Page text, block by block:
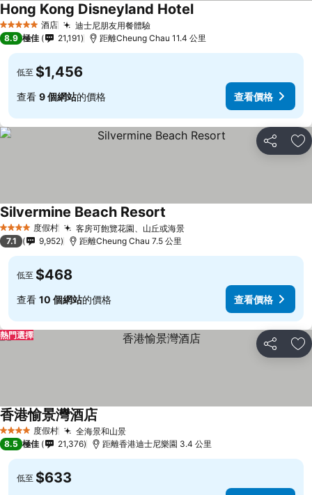
5 星級 酒店 迪士尼朋友用餐體驗
Hong Kong Disneyland Hotel
8.9 極佳 21,191 距離Cheung Chau 11.4 公里
低至 $1,456
查看 9 個網站的價格 查看價格
分享 放
4 星級 度假村 客房可飽覽花園、山丘或海景
Silvermine Beach Resort
7.1 9,952 距離Cheung Chau 7.5 公里
低至 $468
查看 10 個網站的價格 查看價格
分享 放
熱門選擇
4 星級 度假村 全海景和山景
香港愉景灣酒店
8.5 極佳 21,376 距離香港迪士尼樂園 3.4 公里
低至 $633